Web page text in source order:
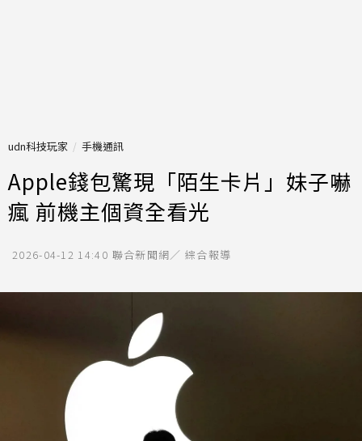
udn科技玩家 手機通訊
Apple錢包驚現「陌生卡片」妹子嚇
瘋 前機主個資全看光
2026-04-12 14:40 聯合新聞網／ 綜合報導